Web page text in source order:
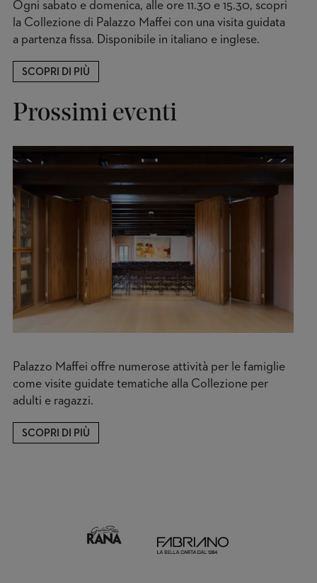
Ogni sabato e domenica, alle ore 11.30 e 15.30, scopri
la Collezione di Palazzo Maffei con una visita guidata
a partenza fissa. Disponibile in italiano e inglese.
SCOPRI DI PIÙ
Prossimi eventi
Palazzo Maffei offre numerose attività per le famiglie
come visite guidate tematiche alla Collezione per
adulti e ragazzi.
SCOPRI DI PIÙ